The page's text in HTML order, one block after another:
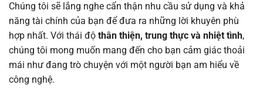
Chúng tôi sẽ lắng nghe cẩn thận nhu cầu sử dụng và khả
năng tài chính của bạn để đưa ra những lời khuyên phù
hợp nhất. Với thái độ thân thiện, trung thực và nhiệt tình,
chúng tôi mong muốn mang đến cho bạn cảm giác thoải
mái như đang trò chuyện với một người bạn am hiểu về
công nghệ.